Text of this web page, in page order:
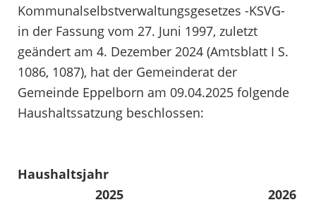
Kommunalselbstverwaltungsgesetzes -KSVG-
in der Fassung vom 27. Juni 1997, zuletzt
geändert am 4. Dezember 2024 (Amtsblatt I S.
1086, 1087), hat der Gemeinderat der
Gemeinde Eppelborn am 09.04.2025 folgende
Haushaltssatzung beschlossen:
Haushaltsjahr
2025 2026